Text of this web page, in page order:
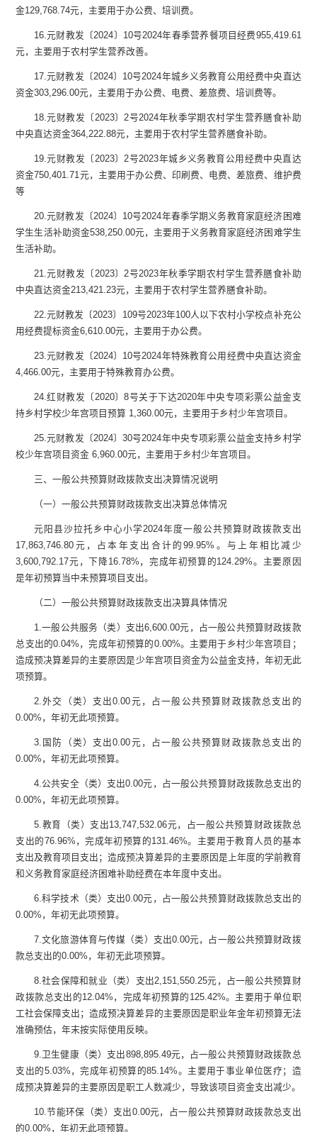
金129,768.74元， 主要用于办公费、培训费。
16.元财教发 〔2024〕 10号2024年春季营养餐项目经费955,419.61
元， 主要用于农村学生营养改善。
17.元财教发 〔2024〕 10号2024年城乡义务教育公用经费中央直达
资金303,296.00元， 主要用于办公费、电费、差旅费、培训费等。
18.元财教发 〔2023〕2号2024年秋季学期农村学生营养膳食补助
中央直达资金364,222.88元， 主要用于农村学生营养膳食补助。
19.元财教发 〔2023〕2号2023年城乡义务教育公用经费中央直达
资金750,401.71元， 主要用于办公费、印刷费、电费、差旅费、维护费
等
20.元财教发 〔2024〕 10号2024年春季学期义务教育家庭经济困难
学生生活补助资金538,250.00元， 主要用于义务教育家庭经济困难学生
生活补助。
21.元财教发 〔2023〕2号2023年秋季学期农村学生营养膳食补助
中央直达资金213,421.23元， 主要用于农村学生营养膳食补助。
22.元财教发 〔2023〕 109号2023年100人以下农村小学校点补充公
用经费提标资金6,610.00元， 主要用于办公费。
23.元财教发 〔2024〕 10号2024年特殊教育公用经费中央直达资金
4,466.00元， 主要用于特殊教育办公费。
24.红 财教发 〔2020〕8号关于下达2020年中央专项彩票公益金支
持乡村学校少年宫项目预算 1,360.00元， 主要用于乡村少年宫项目。
25.元财教发 〔2024〕30号2024年中央专项彩票公益金支持乡村学
校少年宫项目资金 6,960.00元， 主要用于乡村少年宫项目。
三、一般公共预算财政拨款支出决算情况说明
（一）一般公共预算财政拨款支出决算总体情况
元阳县沙拉托乡中心小学2024年度一般公共预算财政拨款支出
17,863,746.80 元， 占本年支出合计的99.95% 。与上年相比 减少
3,600,792.17元，下降16.78% ，完成年初预算的124.29%。 主要原因
是年初预算当中未预算项目支出。
（二）一般公共预算财政拨款支出决算具体情况
1.一般公共服务（类）支出6,600.00元 ，占一般公共预算财政拨款
总支出的0.04% ，完成年初预算的0.00%。主要用于 乡村少年宫项目 ；
造成预决算差异的主要原因是 少年宫项目资金为公益金支持，年初无此
项预算。
2.外交（类）支出0.00元 ，占一般公共预算财政拨款总支出的
0.00% ，年初无此项预算。
3. 国防（类）支出0.00元 ，占一般公共预算财政拨款总支出的
0.00% ，年初无此项预算。
4.公共安全（类）支出0.00元 ，占一般公共预算财政拨款总支出的
0.00% ，年初无此项预算。
5.教育（类）支出13,747,532.06元，占一般公共预算财政拨款总
支出的76.96% ，完成年初预算的131.46%。主要用于教育人员的基本
支出及教育项目支出 ；造成预决算差异的主要原因是上年度的学前教育
和义务教育家庭经济困难补助经费在本年度中支出。
6.科学技术（类）支出0.00元，占一般公共预算财政拨款总支出的
0.00% ，年初无此项预算。
7.文化旅游体育与传媒（类）支出0.00元，占一般公共预算财政拨
款总支出的0.00% ，年初无此项预算。
8.社会保障和就业（类）支出2,151,550.25元，占一般公共预算财
政拨款总支出的12.04% ， 完成年初预算的 125.42%。主要用于单位职
工社会保障支出 ；造成预决算差异的主要原因是职业年金年初预算无法
准确预估，年末按实际使用反映。
9.卫生健康（类）支出898,895.49元，占一般公共预算财政拨款总
支出的5.03% ，完成年初预算的85.14%。主要用于事业单位医疗； 造
成预决算差异的主要原因是职工人数减少，导致该项目资金支出减少。
10.节能环保（类）支出0.00元，占一般公共预算财政拨款总支出
的0.00% ，年初无此项预算。